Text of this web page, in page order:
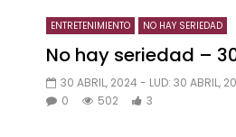
ENTRETENIMIENTO NO HAY SERIEDAD
No hay seriedad –
30 ABRIL, 2024 - LUD: 30 ABRIL,
0
502 3